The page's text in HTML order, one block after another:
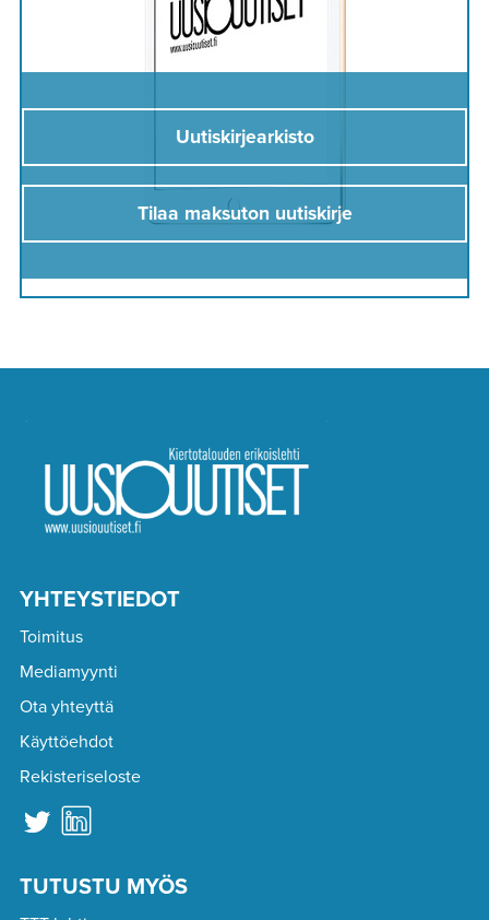
Uutiskirjearkisto
Tilaa maksuton uutiskirje
YHTEYSTIEDOT
Toimitus
Mediamyynti
Ota yhteyttä
Käyttöehdot
Rekisteriseloste
TUTUSTU MYÖS